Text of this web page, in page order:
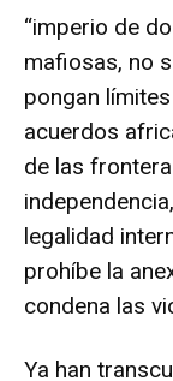
“imperio de
mafiosas, no
pongan
acuerdos
de las
legalidad
prohíbe la
condena las
Ya han